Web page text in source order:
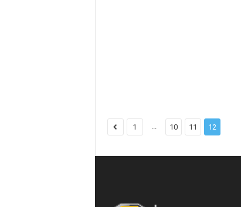
1 ... 10 11 12